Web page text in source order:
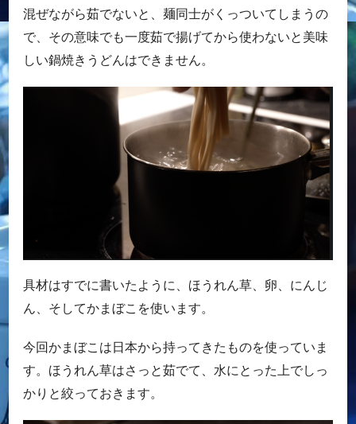
混ぜながら茹でないと、麺同士がくっついてしまうの
で、その意味でも一度茹で揚げてから使わないと美味
しい鍋焼きうどんはできません。
具材はすでに書いたように、ほうれん草、卵、にんじ
ん、そしてかまぼこを使います。
今回かまぼこは日本から持ってきたものを使っていま
す。ほうれん草はさっと茹でて、水にとった上でしっ
かりと絞っておきます。